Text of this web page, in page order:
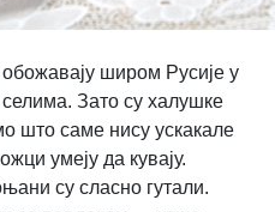
широм Русије у
Зато су халушке
што саме нису ускакале
умеју да кувају.
су сласно гутали.